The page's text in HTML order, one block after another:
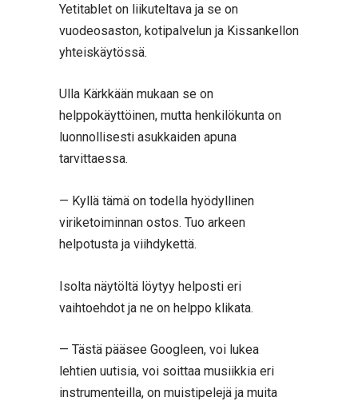
Yetitablet on liikuteltava ja se on
vuodeosaston, kotipalvelun ja Kissankellon
yhteiskäytössä.
Ulla Kärkkään mukaan se on
helppokäyttöinen, mutta henkilökunta on
luonnollisesti asukkaiden apuna
tarvittaessa.
— Kyllä tämä on todella hyödyllinen
viriketoiminnan ostos. Tuo arkeen
helpotusta ja viihdykettä.
Isolta näytöltä löytyy helposti eri
vaihtoehdot ja ne on helppo klikata.
— Tästä pääsee Googleen, voi lukea
lehtien uutisia, voi soittaa musiikkia eri
instrumenteilla, on muistipelejä ja muita